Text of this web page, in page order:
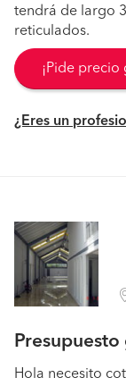
tendrá de largo
reticulados.
¡Pide
¿Eres un
Hola necesito